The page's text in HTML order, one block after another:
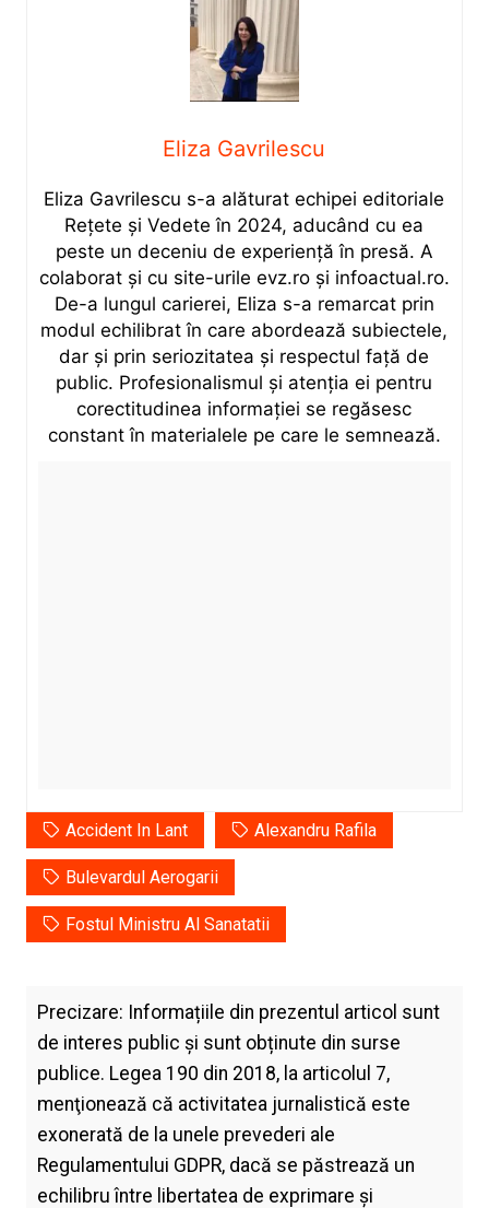
Eliza Gavrilescu
Eliza Gavrilescu s-a alăturat echipei editoriale
Rețete şi Vedete în 2024, aducând cu ea
peste un deceniu de experiență în presă. A
colaborat și cu site-urile evz.ro și infoactual.ro.
De-a lungul carierei, Eliza s-a remarcat prin
modul echilibrat în care abordează subiectele,
dar și prin seriozitatea și respectul față de
public. Profesionalismul și atenția ei pentru
corectitudinea informației se regăsesc
constant în materialele pe care le semnează.
Accident In Lant Alexandru Rafila
Bulevardul Aerogarii
Fostul Ministru Al Sanatatii
Precizare: Informațiile din prezentul articol sunt
de interes public și sunt obținute din surse
publice. Legea 190 din 2018, la articolul 7,
menţionează că activitatea jurnalistică este
exonerată de la unele prevederi ale
Regulamentului GDPR, dacă se păstrează un
echilibru între libertatea de exprimare şi